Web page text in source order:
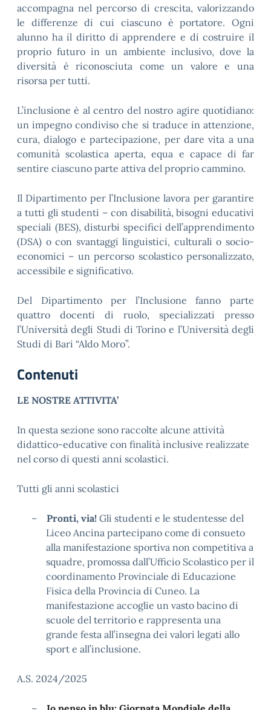
accompagna nel percorso di crescita, valorizzando
le differenze di cui ciascuno è portatore. Ogni
alunno ha il diritto di apprendere e di costruire il
proprio futuro in un ambiente inclusivo, dove la
diversità è riconosciuta come un valore e una
risorsa per tutti.
L’inclusione è al centro del nostro agire quotidiano:
un impegno condiviso che si traduce in attenzione,
cura, dialogo e partecipazione, per dare vita a una
comunità scolastica aperta, equa e capace di far
sentire ciascuno parte attiva del proprio cammino.
Il Dipartimento per l’Inclusione lavora per garantire
a tutti gli studenti – con disabilità, bisogni educativi
speciali (BES), disturbi specifici dell’apprendimento
(DSA) o con svantaggi linguistici, culturali o socio-
economici – un percorso scolastico personalizzato,
accessibile e significativo.
Del Dipartimento per l’Inclusione fanno parte
quattro docenti di ruolo, specializzati presso
l’Università degli Studi di Torino e l’Università degli
Studi di Bari “Aldo Moro”.
Contenuti
LE NOSTRE ATTIVITA’
In questa sezione sono raccolte alcune attività
didattico-educative con finalità inclusive realizzate
nel corso di questi anni scolastici.
Tutti gli anni scolastici
– Pronti, via! Gli studenti e le studentesse del
Liceo Ancina partecipano come di consueto
alla manifestazione sportiva non competitiva a
squadre, promossa dall’Ufficio Scolastico per il
coordinamento Provinciale di Educazione
Fisica della Provincia di Cuneo. La
manifestazione accoglie un vasto bacino di
scuole del territorio e rappresenta una
grande festa all’insegna dei valori legati allo
sport e all’inclusione.
A.S. 2024/2025